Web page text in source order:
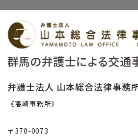
弁護士法人 山本総合法律事務
《高崎事務所》
〒370-0073